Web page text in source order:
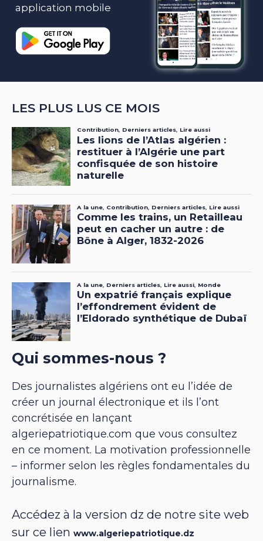
application mobile
LES PLUS LUS CE MOIS
Qui sommes-nous ?
Des journalistes algériens ont eu l’idée de
créer un journal électronique et ils l’ont
concrétisée en lançant
algeriepatriotique.com que vous consultez
en ce moment. La motivation professionnelle
– informer selon les règles fondamentales du
journalisme.
Accédez à la version dz de notre site web
sur ce lien www.algeriepatriotique.dz